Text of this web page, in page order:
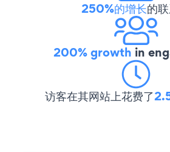
250%的增长的
200% growth in
访客在其网站上花费了